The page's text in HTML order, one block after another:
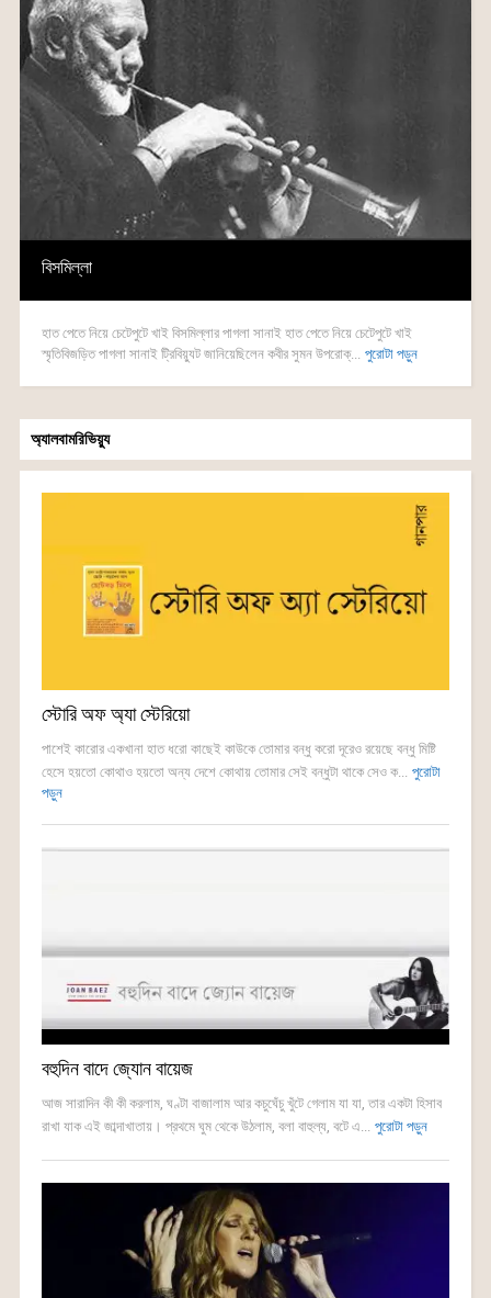
বিসমিল্লা
হাত পেতে নিয়ে চেটেপুটে খাই বিসমিল্লার পাগলা সানাই হাত পেতে নিয়ে চেটেপুটে খাই
স্মৃতিবিজড়িত পাগলা সানাই ট্রিবিয়্যুট জানিয়েছিলেন কবীর সুমন উপরোক্...
পুরোটা পড়ুন
অ্যালবামরিভিয়্যু
স্টোরি অফ অ্যা স্টেরিয়ো
পাশেই কারোর একখানা হাত ধরো কাছেই কাউকে তোমার বন্ধু করো দূরেও রয়েছে বন্ধু মিষ্টি
হেসে হয়তো কোথাও হয়তো অন্য দেশে কোথায় তোমার সেই বন্ধুটা থাকে সেও ক...
পুরোটা
পড়ুন
বহুদিন বাদে জ্যোন বায়েজ
আজ সারাদিন কী কী করলাম, ঘণ্টা বাজালাম আর কচুঘেঁচু খুঁটে গেলাম যা যা, তার একটা হিসাব
রাখা যাক এই জাব্দাখাতায়। প্রথমে ঘুম থেকে উঠলাম, বলা বাহুল্য, বটে এ...
পুরোটা পড়ুন